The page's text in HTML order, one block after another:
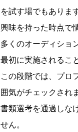
を試す場でもありま
興味を持った時点で
多くのオーディショ
最初に実施されるこ
この段階では、プロ
囲気がチェックされ
書類選考を通過しな
せん。